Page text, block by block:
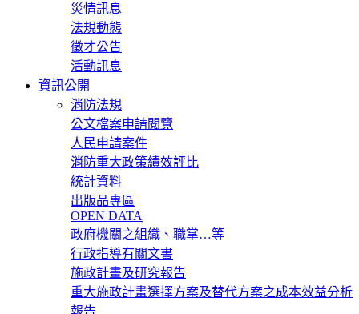
災情訊息
法規動態
徵才公告
活動訊息
資訊公開
消防法規
公文檔案申請閱覽
人民申請案件
消防重大政策績效評比
統計資料
出版品專區
OPEN DATA
政府機關之組織、職掌…等
行政指導有關文書
施政計畫及研究報告
重大施政計畫選擇方案及替代方案之成本效益分析
報告